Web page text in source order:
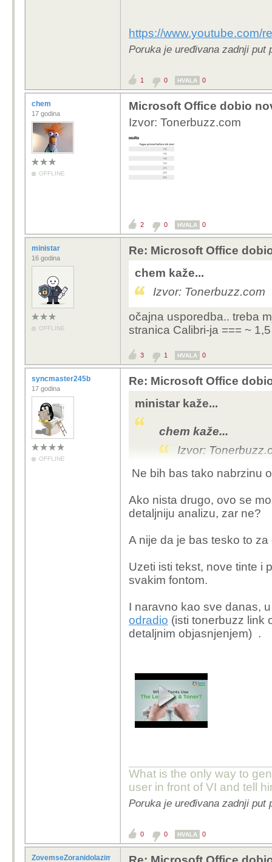
https://www.youtube.com/
Poruka je uređivana zadnji put
1 0 HVALA 0
chem
17 godina
OFFLINE
Microsoft Office dobio
Izvor: Tonerbuzz.com
2 0 HVALA 0
ministar
16 godina
OFFLINE
Re: Microsoft Office
chem kaže...
Izvor: Tonerbuzz.com
očajna usporedba.. treba
stranica Calibri-ja === ~
3 1 HVALA 0
syncmaster245b
17 godina
OFFLINE
Re: Microsoft Office
ministar kaže...
chem kaže...
Izvor:
očajna usporedba..
Ne bih bas tako nabrzinu
Ako nista drugo, ovo se
detaljniju analizu, zar ne?
A nije da je bas tesko to za
Uzeti isti tekst, nove tinte i
svakim fontom.
I naravno kao sve danas,
odradio (isti tonerbuzz link
detaljnim objasnjenjem) .
What is the only way to
user in front of VI and tell
Poruka je uređivana zadnji put
0 0 HVALA 0
ZovemseZoranidolazimizRijeke